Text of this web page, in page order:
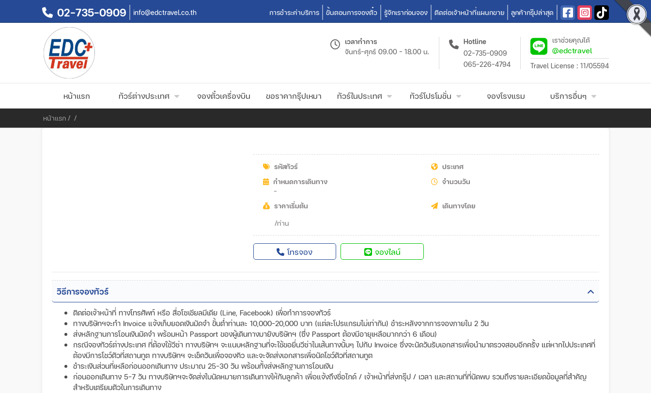
02-735-0909 info@edctravel.co.th การชำระค่าบริการ ขั้นตอนการจองตั๋ว รู้จักเราก่อนจอง ติดต่อเจ้าหน้าที่แผนกขาย ลูกค้ากรุ๊ปล่าสุด
เวลาทำการ
จันทร์-ศุกร์ 09.00 - 18.00 น.
Hotline
02-735-0909
065-226-4794
เราช่วยคุณได้
@edctravel
Travel License : 11/05594
หน้าแรก ทัวร์ต่างประเทศ จองตั๋วเครื่องบิน ขอราคากรุ๊ปเหมา ทัวร์ในประเทศ ทัวร์โปรโมชั่น จองโรงแรม บริการอื่นๆ
หน้าแรก / /
รหัสทัวร์
ประเทศ
กำหนดการเดินทาง
-
จำนวนวัน
ราคาเริ่มต้น
/ท่าน
เดินทางโดย
โทรจอง จองไลน์
วิธีการจองทัวร์
ติดต่อเจ้าหน้าที่ ทางโทรศัพท์ หรือ สื่อโซเชียลมีเดีย (Line, Facebook) เพื่อทำการจองทัวร์
ทางบริษัทฯจะทำ Invoice แจ้งเก็บยอดเงินมัดจำ ขั้นต่ำท่านละ 10,000-20,000 บาท (แต่ละโปรแกรมไม่เท่ากัน) ชำระหลังจากการจองภายใน 2 วัน
ส่งหลักฐานการโอนเงินมัดจำ พร้อมหน้า Passport ของผู้เดินทางมายังบริษัทฯ (ซึ่ง Passport ต้องมีอายุเหลือมากกว่า 6 เดือน)
กรณีจองทัวร์ต่างประเทศ ที่ต้องใช้วีซ่า ทางบริษัทฯ จะแนบหลักฐานที่จะใช้ขอยื่นวีซ่าในเส้นทางนั้นๆ ไปกับ Invoice ซึ่งจะนัดวันรับเอกสารเพื่อนำมาตรวจสอบอีกครั้ง แต่หากไปประเทศที่
ต้องมีการโชว์ตัวที่สถานทูต ทางบริษัทฯ จะเช็ควันเพื่อจองคิว และจะจัดส่งเอกสารเพื่อนัดโชว์ตัวที่สถานทูต
ชำระเงินส่วนที่เหลือก่อนออกเดินทาง ประมาณ 25-30 วัน พร้อมทั้งส่งหลักฐานการโอนเงิน
ก่อนออกเดินทาง 5-7 วัน ทางบริษัทฯจะจัดส่งใบนัดหมายการเดินทางให้กับลูกค้า เพื่อแจ้งถึงชื่อไกด์ / เจ้าหน้าที่ส่งกรุ๊ป / เวลา และสถานที่ที่นัดพบ รวมถึงรายละเอียดข้อมูลที่สำคัญ
สำหรับเตรียมตัวในการเดินทาง